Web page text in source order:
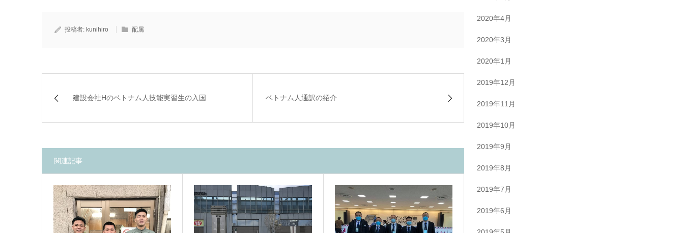
投稿者: kunihiro 配属
建設会社Hのベトナム人技能実習生の入国 ベトナム人通訳の紹介
関連記事
2020年4月
2020年3月
2020年1月
2019年12月
2019年11月
2019年10月
2019年9月
2019年8月
2019年7月
2019年6月